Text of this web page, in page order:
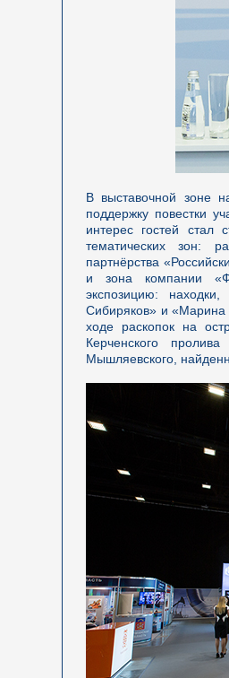
В выставочной зоне
поддержку повестки
интерес гостей стал
тематических зон:
партнёрства
и зона компании
экспозицию:
Сибиряков» и «Марина
ходе раскопок на
Керченского
Мышляевского,